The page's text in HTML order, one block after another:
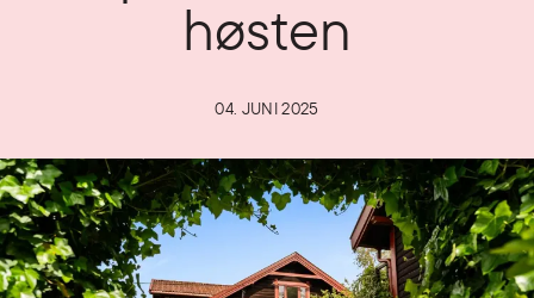
høsten
04. JUNI 2025